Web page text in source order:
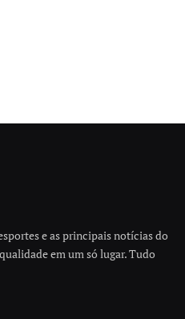
e as principais notícias do
em um só lugar. Tudo